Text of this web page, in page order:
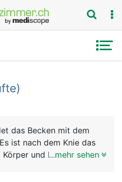
das Becken mit dem
ist nach dem Knie das
und hat nach der
...mehr sehen